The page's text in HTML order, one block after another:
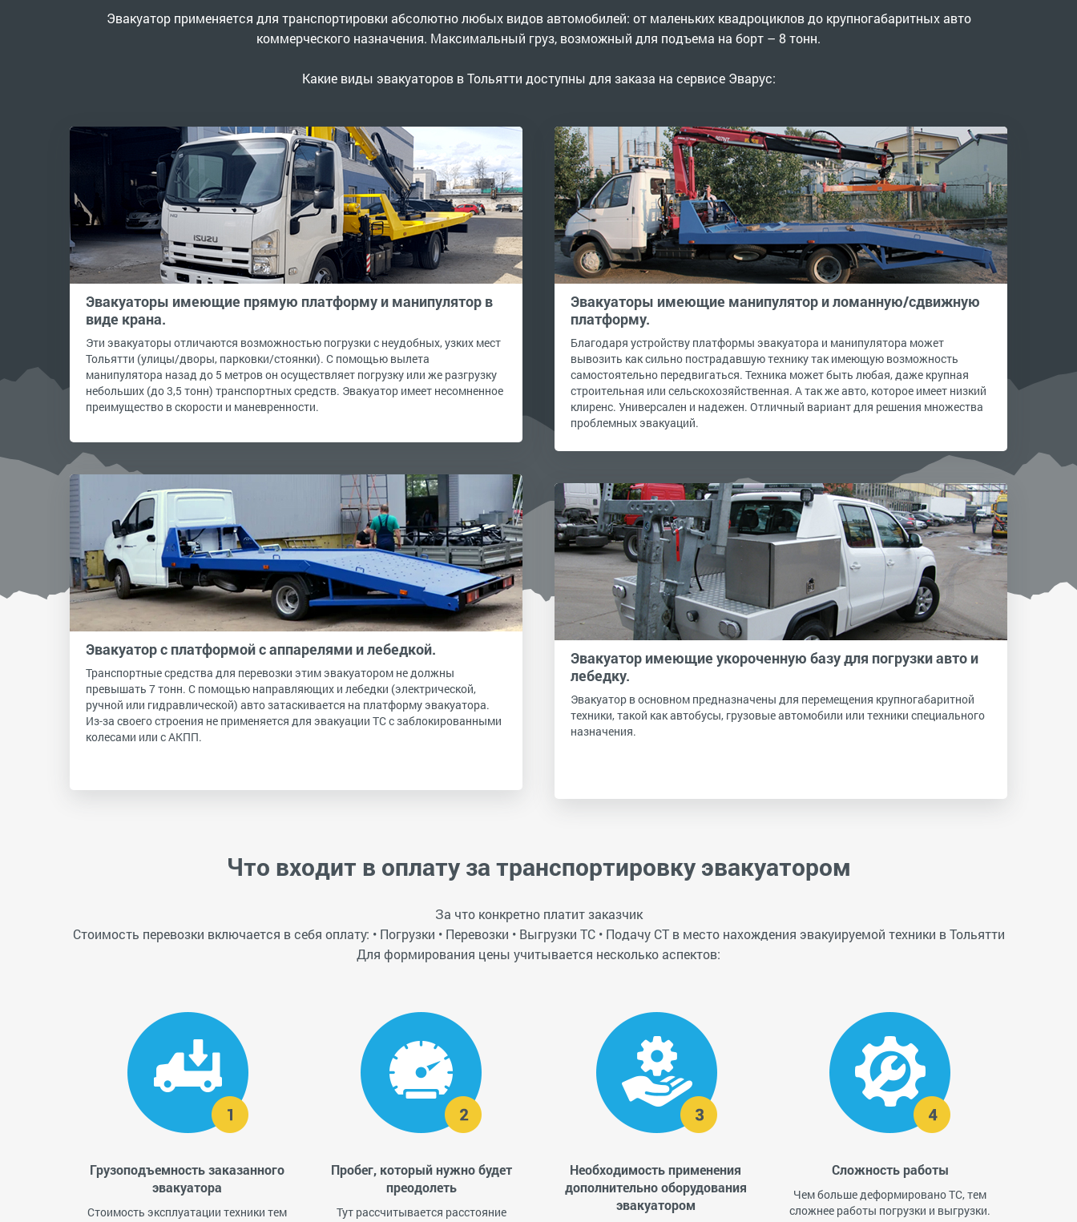
Эвакуатор применяется для транспортировки абсолютно любых видов автомобилей: от маленьких квадроциклов до крупногабаритных авто
коммерческого назначения. Максимальный груз, возможный для подъема на борт – 8 тонн.
Какие виды эвакуаторов в Тольятти доступны для заказа на сервисе Эварус:
Эвакуаторы имеющие прямую платформу и манипулятор в
виде крана.
Эти эвакуаторы отличаются возможностью погрузки с неудобных, узких мест
Тольятти (улицы/дворы, парковки/стоянки). С помощью вылета
манипулятора назад до 5 метров он осуществляет погрузку или же разгрузку
небольших (до 3,5 тонн) транспортных средств. Эвакуатор имеет несомненное
преимущество в скорости и маневренности.
Эвакуаторы имеющие манипулятор и ломанную/сдвижную
платформу.
Благодаря устройству платформы эвакуатора и манипулятора может
вывозить как сильно пострадавшую технику так имеющую возможность
самостоятельно передвигаться. Техника может быть любая, даже крупная
строительная или сельскохозяйственная. А так же авто, которое имеет низкий
клиренс. Универсален и надежен. Отличный вариант для решения множества
проблемных эвакуаций.
Эвакуатор с платформой с аппарелями и лебедкой.
Транспортные средства для перевозки этим эвакуатором не должны
превышать 7 тонн. С помощью направляющих и лебедки (электрической,
ручной или гидравлической) авто затаскивается на платформу эвакуатора.
Из-за своего строения не применяется для эвакуации ТС с заблокированными
колесами или с АКПП.
Эвакуатор имеющие укороченную базу для погрузки авто и
лебедку.
Эвакуатор в основном предназначены для перемещения крупногабаритной
техники, такой как автобусы, грузовые автомобили или техники специального
назначения.
Что входит в оплату за транспортировку эвакуатором
За что конкретно платит заказчик
Стоимость перевозки включается в себя оплату: • Погрузки • Перевозки • Выгрузки ТС • Подачу СТ в место нахождения эвакуируемой техники в Тольятти
Для формирования цены учитывается несколько аспектов:
Грузоподъемность заказанного
эвакуатора
Стоимость эксплуатации техники тем
Пробег, который нужно будет
преодолеть
Тут рассчитывается расстояние
Необходимость применения
дополнительно оборудования
эвакуатором
Сложность работы
Чем больше деформировано ТС, тем
сложнее работы погрузки и выгрузки.